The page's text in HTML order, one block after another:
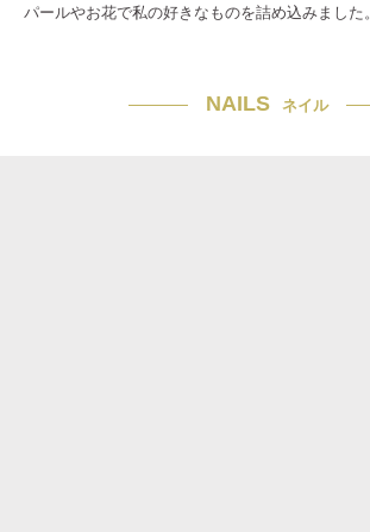
パールやお花で私の好きなものを詰め込みました。
NAILS ネイル